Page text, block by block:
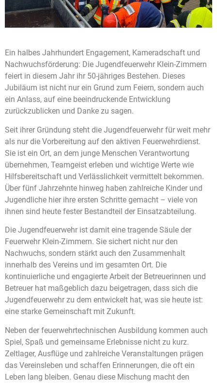
Ein halbes Jahrhundert Engagement, Kameradschaft und
Nachwuchsförderung: Die Jugendfeuerwehr Klein-Zimmern
feiert in diesem Jahr ihr 50-jähriges Bestehen. Dieses
Jubiläum ist nicht nur ein Grund zum Feiern, sondern auch
ein Anlass, auf eine beeindruckende Entwicklung
zurückzublicken und Danke zu sagen.
Seit ihrer Gründung steht die Jugendfeuerwehr für weit mehr
als nur die Vorbereitung auf den aktiven Feuerwehrdienst.
Sie ist ein Ort, an dem junge Menschen Verantwortung
übernehmen, Teamgeist erleben und wichtige Werte wie
Hilfsbereitschaft und Verlässlichkeit vermittelt bekommen.
Über fünf Jahrzehnte hinweg haben zahlreiche Kinder und
Jugendliche hier ihre ersten Schritte gemacht – viele von
ihnen sind heute fester Bestandteil der Einsatzabteilung.
Die Jugendfeuerwehr ist damit eine tragende Säule der
Feuerwehr Klein-Zimmern. Sie sichert nicht nur den
Nachwuchs, sondern stärkt auch den Zusammenhalt
innerhalb des Vereins und im gesamten Ort. Die
kontinuierliche und engagierte Arbeit der Betreuerinnen und
Betreuer hat maßgeblich dazu beigetragen, dass sich die
Jugendfeuerwehr zu dem entwickelt hat, was sie heute ist:
eine starke Gemeinschaft mit Zukunft.
Neben der feuerwehrtechnischen Ausbildung kommen auch
Spiel, Spaß und gemeinsame Erlebnisse nicht zu kurz.
Zeltlager, Ausflüge und zahlreiche Veranstaltungen prägen
das Vereinsleben und schaffen Erinnerungen, die oft ein
Leben lang bleiben. Genau diese Mischung macht den